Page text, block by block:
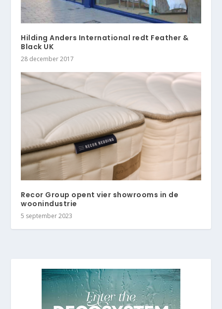
Hilding Anders International redt Feather &
Black UK
28 december 2017
Recor Group opent vier showrooms in de
woonindustrie
5 september 2023